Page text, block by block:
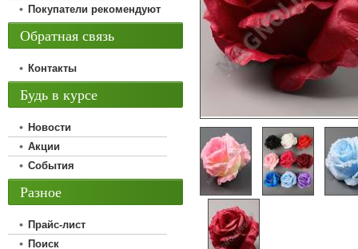
Покупатели рекомендуют
Обратная связь
Контакты
Будь в курсе
Новости
Акции
События
Разное
Прайс-лист
Поиск